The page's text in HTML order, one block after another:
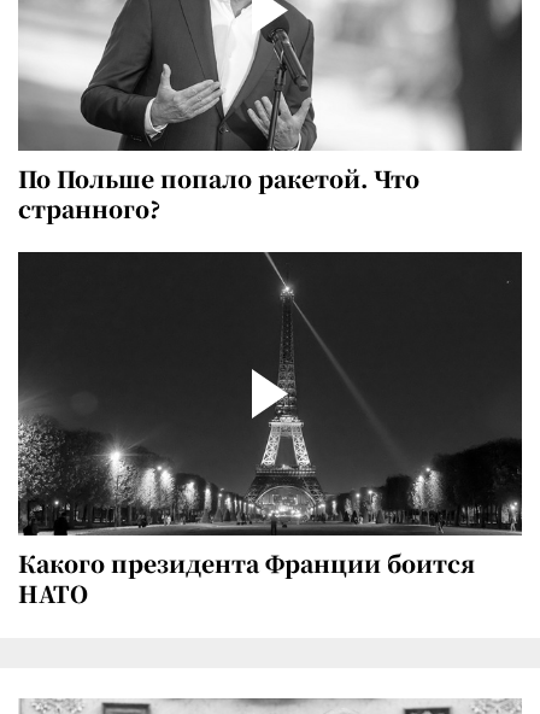
По Польше попало ракетой. Что
странного?
Какого президента Франции боится
НАТО